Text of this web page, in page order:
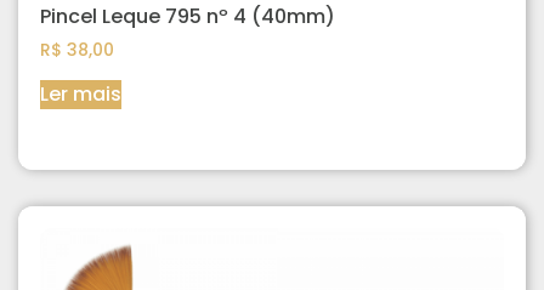
Pincel Leque 795 nº 4 (40mm)
R$ 38,00
Ler mais